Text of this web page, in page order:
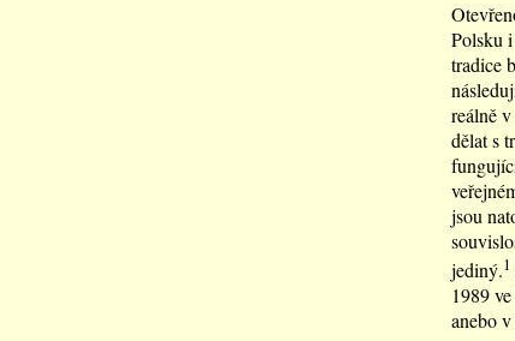
Polsku
tradice
reálně
dělat s
jsou
jediný.1
1989
anebo